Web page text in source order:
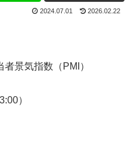
2024.07.01 2026.02.22
景気指数（PMI）
）